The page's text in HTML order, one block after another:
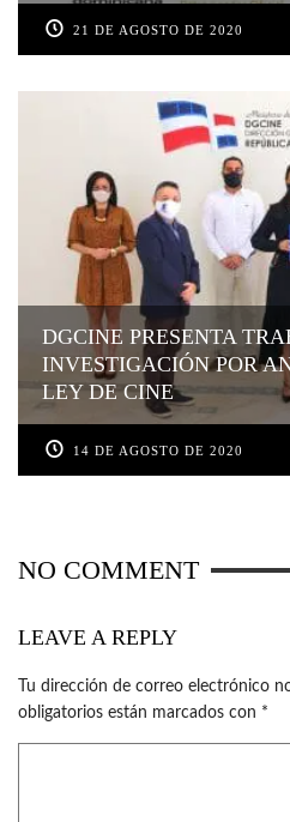
21 DE AGOSTO DE 2020
DGCINE PRESENTA
INVESTIGACIÓN POR
LEY DE CINE
14 DE AGOSTO DE 2020
NO COMMENT
LEAVE A REPLY
Tu dirección de correo electrónico
obligatorios están marcados con *